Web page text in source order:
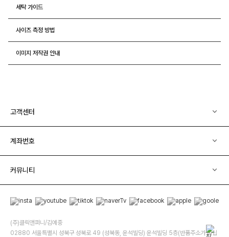
세탁 가이드
사이즈 측정 방법
이미지 저작권 안내
고객센터
계좌번호
커뮤니티
(주)클릭앤퍼니/김예중
02880 서울특별시 성북구 성북로 49 (성북동, 운석빌딩) 운석빌딩 5층(반품주소가 아닙